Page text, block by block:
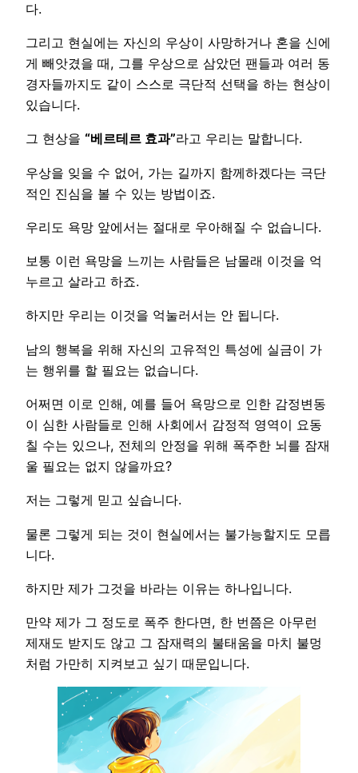
다.
그리고 현실에는 자신의 우상이 사망하거나 혼을 신에
게 빼앗겼을 때, 그를 우상으로 삼았던 팬들과 여러 동
경자들까지도 같이 스스로 극단적 선택을 하는 현상이
있습니다.
그 현상을 “베르테르 효과”라고 우리는 말합니다.
우상을 잊을 수 없어, 가는 길까지 함께하겠다는 극단
적인 진심을 볼 수 있는 방법이죠.
우리도 욕망 앞에서는 절대로 우아해질 수 없습니다.
보통 이런 욕망을 느끼는 사람들은 남몰래 이것을 억
누르고 살라고 하죠.
하지만 우리는 이것을 억눌러서는 안 됩니다.
남의 행복을 위해 자신의 고유적인 특성에 실금이 가
는 행위를 할 필요는 없습니다.
어쩌면 이로 인해, 예를 들어 욕망으로 인한 감정변동
이 심한 사람들로 인해 사회에서 감정적 영역이 요동
칠 수는 있으나, 전체의 안정을 위해 폭주한 뇌를 잠재
울 필요는 없지 않을까요?
저는 그렇게 믿고 싶습니다.
물론 그렇게 되는 것이 현실에서는 불가능할지도 모릅
니다.
하지만 제가 그것을 바라는 이유는 하나입니다.
만약 제가 그 정도로 폭주 한다면, 한 번쯤은 아무런
제재도 받지도 않고 그 잠재력의 불태움을 마치 불멍
처럼 가만히 지켜보고 싶기 때문입니다.